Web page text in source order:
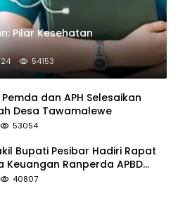
Pilar Kesehatan
54153
Pemda dan APH Selesaikan
Desa Tawamalewe
53054
Bupati Pesibar Hadiri Rapat
Keuangan Ranperda APBD
40807